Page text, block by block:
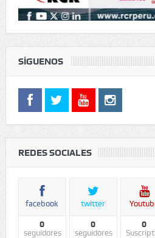
SÍGUENOS
REDES SOCIALES
facebook
0
seguidores
twitter
0
seguidores
0